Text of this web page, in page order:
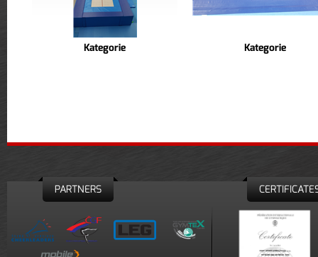
Kategorie Kategorie
PARTNERS